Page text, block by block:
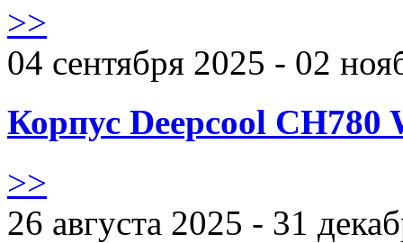
>>
04 сентября 2025 - 02
Корпус Deepcool CH780
>>
26 августа 2025 - 31